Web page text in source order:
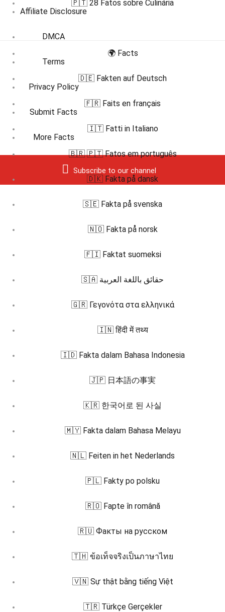
Affiliate Disclosure
DMCA
Terms
Privacy Policy
Submit Facts
More Facts
Subscribe to our channel
🇵🇹 28 Fatos sobre Culinária
🌍 Facts
🇩🇪 Fakten auf Deutsch
🇫🇷 Faits en français
🇮🇹 Fatti in Italiano
🇧🇷 🇵🇹 Fatos em português
🇩🇰 Fakta på dansk
🇸🇪 Fakta på svenska
🇳🇴 Fakta på norsk
🇫🇮 Faktat suomeksi
🇸🇦 حقائق باللغة العربية
🇬🇷 Γεγονότα στα ελληνικά
🇮🇳 हिंदी में तथ्य
🇮🇩 Fakta dalam Bahasa Indonesia
🇯🇵 日本語の事実
🇰🇷 한국어로 된 사실
🇲🇾 Fakta dalam Bahasa Melayu
🇳🇱 Feiten in het Nederlands
🇵🇱 Fakty po polsku
🇷🇴 Fapte în română
🇷🇺 Факты на русском
🇹🇭 ข้อเท็จจริงเป็นภาษาไทย
🇻🇳 Sự thật bằng tiếng Việt
🇹🇷 Türkçe Gerçekler